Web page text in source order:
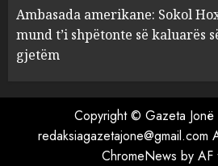
AUGUST 7, 2026
AUGUST 7, 2026
Ambasada amerikane: Sokol
mund t’i shpëtonte së kaluarës
gjetëm
Copyright © Gazeta Jonë
redaksiagazetajone@gmail.com
ChromeNews by AF